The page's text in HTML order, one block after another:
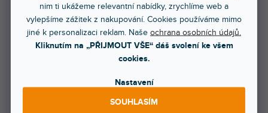
nim ti ukážeme relevantní nabídky, zrychlíme web a
vylepšíme zážitek z nakupování. Cookies používáme mimo
jiné k personalizaci reklam. Naše ochrana osobních údajů.
Kliknutím na „PŘIJMOUT VŠE“ dáš svolení ke všem
cookies.
Nastavení
SOUHLASÍM
Skin CDJ-3000 FULL
COLORS Dark Yellow
Skin CDJ-3000 FULL
COLORS Army Green
Do 5 dnů
Nalepovací skin pro Pioneer
CDJ-3000. Ochrání váš